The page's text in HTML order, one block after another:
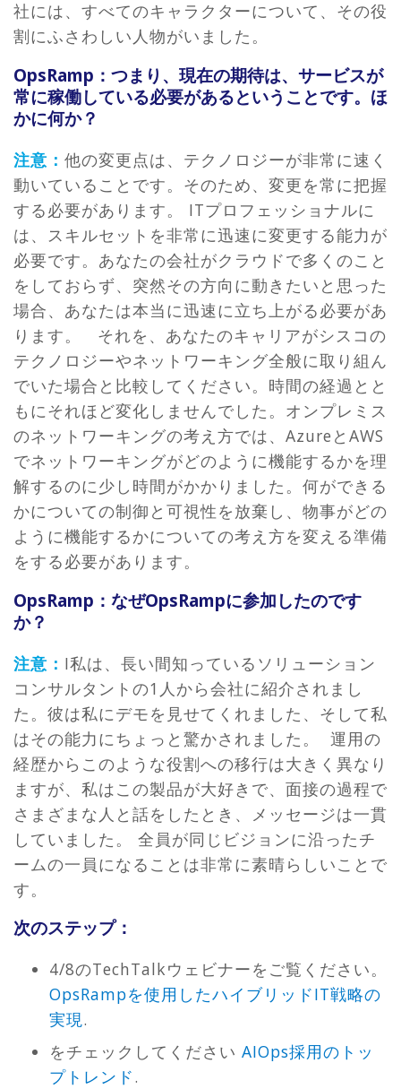
社には、すべてのキャラクターについて、その役
割にふさわしい人物がいました。
OpsRamp：つまり、現在の期待は、サービスが
常に稼働している必要があるということです。ほ
かに何か？
注意： 他の変更点は、テクノロジーが非常に速く
動いていることです。そのため、変更を常に把握
する必要があります。 ITプロフェッショナルに
は、スキルセットを非常に迅速に変更する能力が
必要です。あなたの会社がクラウドで多くのこと
をしておらず、突然その方向に動きたいと思った
場合、あなたは本当に迅速に立ち上がる必要があ
ります。 それを、あなたのキャリアがシスコの
テクノロジーやネットワーキング全般に取り組ん
でいた場合と比較してください。時間の経過とと
もにそれほど変化しませんでした。オンプレミス
のネットワーキングの考え方では、AzureとAWS
でネットワーキングがどのように機能するかを理
解するのに少し時間がかかりました。何ができる
かについての制御と可視性を放棄し、物事がどの
ように機能するかについての考え方を変える準備
をする必要があります。
OpsRamp：なぜOpsRampに参加したのです
か？
注意： I私は、長い間知っているソリューション
コンサルタントの1人から会社に紹介されまし
た。彼は私にデモを見せてくれました、そして私
はその能力にちょっと驚かされました。 運用の
経歴からこのような役割への移行は大きく異なり
ますが、私はこの製品が大好きで、面接の過程で
さまざまな人と話をしたとき、メッセージは一貫
していました。 全員が同じビジョンに沿ったチ
ームの一員になることは非常に素晴らしいことで
す。
次のステップ：
4/8のTechTalkウェビナーをご覧ください。
OpsRampを使用したハイブリッドIT戦略の
実現.
をチェックしてください AIOps採用のトッ
プトレンド.